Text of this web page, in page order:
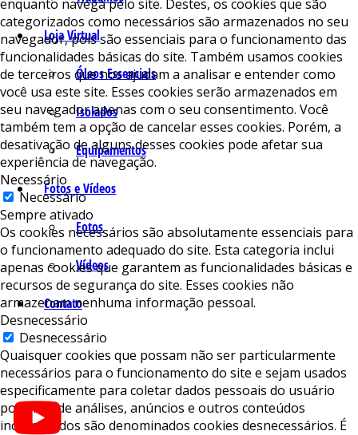
Loja Virtual
Óleos Essenciais
Isolados
Equipamentos
Fotos e Vídeos
Fotos
Vídeos
Contato
enquanto navega pelo site. Destes, os cookies que são
categorizados como necessários são armazenados no seu
navegador, pois são essenciais para o funcionamento das
funcionalidades básicas do site. Também usamos cookies
de terceiros que nos ajudam a analisar e entender como
você usa este site. Esses cookies serão armazenados em
seu navegador apenas com o seu consentimento. Você
também tem a opção de cancelar esses cookies. Porém, a
desativação de alguns desses cookies pode afetar sua
experiência de navegação.
Necessário
Necessário
Sempre ativado
Os cookies necessários são absolutamente essenciais para
o funcionamento adequado do site. Esta categoria inclui
apenas cookies que garantem as funcionalidades básicas e
recursos de segurança do site. Esses cookies não
armazenam nenhuma informação pessoal.
Desnecessário
Desnecessário
Quaisquer cookies que possam não ser particularmente
necessários para o funcionamento do site e sejam usados ​​
especificamente para coletar dados pessoais do usuário
por meio de análises, anúncios e outros conteúdos
incorporados são denominados cookies desnecessários. É